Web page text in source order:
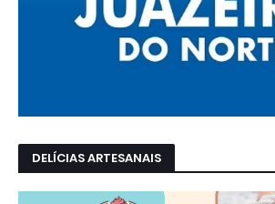
DELÍCIAS ARTESANAIS